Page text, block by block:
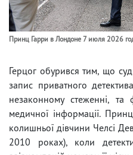
Принц Гарри в Лондоне 7 июля 2026
Герцог обурився тим, що
запис приватного
незаконному стеженні, та
медичної інформації.
колишньої дівчини Челсі
2010 роках), коли